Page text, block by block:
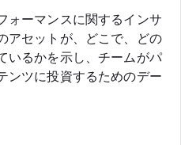
ォーマンスに関するインサ
アセットが、どこで、どの
いるかを示し、チームがパ
ンツに投資するためのデー